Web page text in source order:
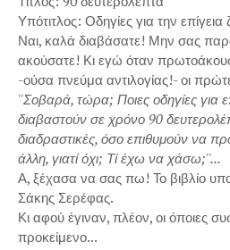
Υπότιτλος: Οδηγίες για την επίγεια
Ναι, καλά διαβάσατε! Μην σας
ακούσατε! Κι εγώ όταν
-ούσα πνεύμα αντιλογίας!- οι
''Σοβαρά, τώρα; Ποιες οδηγίες για
διαβαστούν σε χρόνο 90
διαδραστικές, όσο επιθυμούν να
άλλη, γιατί όχι; Τί έχω να χάσω;''...
Α, ξέχασα να σας πω! Το βιβλίο
Σάκης Σερέφας.
Κι αφού έγιναν, πλέον, οι όποιες
προκείμενο...